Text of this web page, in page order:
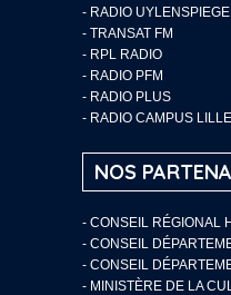
- RADIO
- TRANSAT FM
- RPL RADIO
- RADIO PFM
- RADIO PLUS
- RADIO CAMPUS LILLE
NOS
- CONSEIL RÉGIONAL
- CONSEIL
- CONSEIL
- MINISTÈRE DE LA